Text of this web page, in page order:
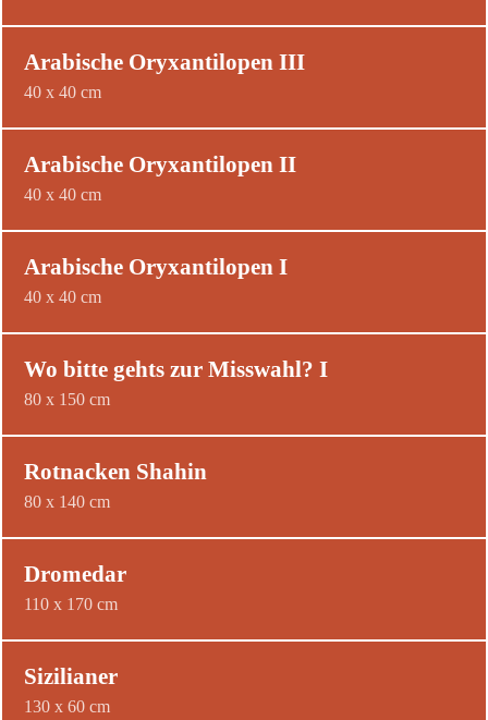
Arabische Oryxantilopen III
40 x 40 cm
Arabische Oryxantilopen II
40 x 40 cm
Arabische Oryxantilopen I
40 x 40 cm
Wo bitte gehts zur Misswahl? I
80 x 150 cm
Rotnacken Shahin
80 x 140 cm
Dromedar
110 x 170 cm
Sizilianer
130 x 60 cm